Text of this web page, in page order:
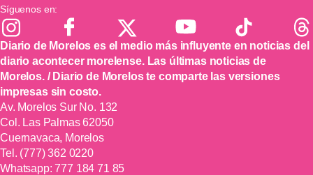
Síguenos en:
Diario de Morelos es el medio más influyente en noticias del
diario acontecer morelense. Las últimas noticias de
Morelos. / Diario de Morelos te comparte las versiones
impresas sin costo.
Av. Morelos Sur No. 132
Col. Las Palmas 62050
Cuernavaca, Morelos
Tel. (777) 362 0220
Whatsapp:777 184 71 85